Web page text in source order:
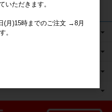
いただきます。
(月)15時までのご注文 →8月
。